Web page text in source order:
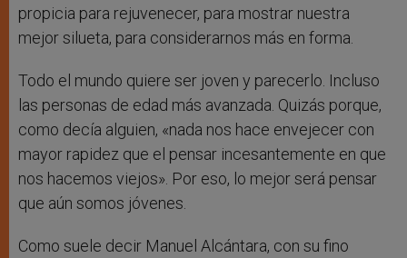
propicia para rejuvenecer, para mostrar nuestra
mejor silueta, para considerarnos más en forma.
Todo el mundo quiere ser joven y parecerlo. Incluso
las personas de edad más avanzada. Quizás porque,
como decía alguien, «nada nos hace envejecer con
mayor rapidez que el pensar incesantemente en que
nos hacemos viejos». Por eso, lo mejor será pensar
que aún somos jóvenes.
Como suele decir Manuel Alcántara, con su fino